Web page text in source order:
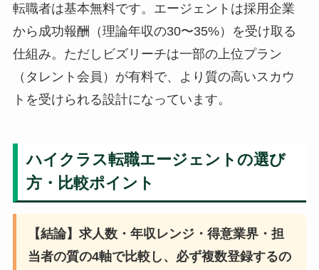
転職者は基本無料です。エージェントは採用企業
から成功報酬（理論年収の30〜35%）を受け取る
仕組み。ただしビズリーチは一部の上位プラン
（タレント会員）が有料で、より質の高いスカウ
トを受けられる設計になっています。
ハイクラス転職エージェントの選び
方・比較ポイント
【結論】求人数・年収レンジ・得意業界・担
当者の質の4軸で比較し、必ず複数登録するの